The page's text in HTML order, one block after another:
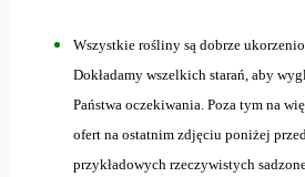
Wszystkie rośliny są dobrze
Dokładamy wszelkich starań, aby
Państwa oczekiwania. Poza tym na
ofert na ostatnim zdjęciu poniżej
przykładowych rzeczywistych